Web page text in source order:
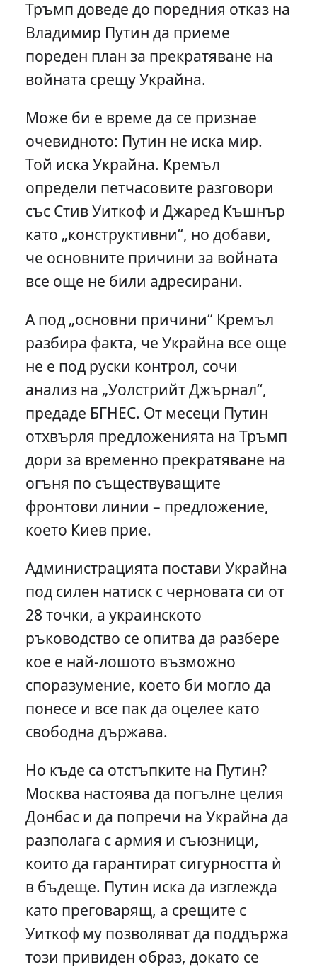
Тръмп доведе до поредния отказ на
Владимир Путин да приеме
пореден план за прекратяване на
войната срещу Украйна.
Може би е време да се признае
очевидното: Путин не иска мир.
Той иска Украйна. Кремъл
определи петчасовите разговори
със Стив Уиткоф и Джаред Къшнър
като „конструктивни“, но добави,
че основните причини за войната
все още не били адресирани.
А под „основни причини“ Кремъл
разбира факта, че Украйна все още
не е под руски контрол, сочи
анализ на „Уолстрийт Джърнал“,
предаде БГНЕС. От месеци Путин
отхвърля предложенията на Тръмп
дори за временно прекратяване на
огъня по съществуващите
фронтови линии – предложение,
което Киев прие.
Администрацията постави Украйна
под силен натиск с черновата си от
28 точки, а украинското
ръководство се опитва да разбере
кое е най-лошото възможно
споразумение, което би могло да
понесе и все пак да оцелее като
свободна държава.
Но къде са отстъпките на Путин?
Москва настоява да погълне целия
Донбас и да попречи на Украйна да
разполага с армия и съюзници,
които да гарантират сигурността ѝ
в бъдеще. Путин иска да изглежда
като преговарящ, а срещите с
Уиткоф му позволяват да поддържа
този привиден образ, докато се